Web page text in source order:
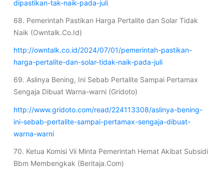
dipastikan-tak-naik-pada-juli
68. Pemerintah Pastikan Harga Pertalite dan Solar Tidak
Naik (Owntalk.Co.Id)
http://owntalk.co.id/2024/07/01/pemerintah-pastikan-
harga-pertalite-dan-solar-tidak-naik-pada-juli
69. Aslinya Bening, Ini Sebab Pertalite Sampai Pertamax
Sengaja Dibuat Warna-warni (Gridoto)
http://www.gridoto.com/read/224113308/aslinya-bening-
ini-sebab-pertalite-sampai-pertamax-sengaja-dibuat-
warna-warni
70. Ketua Komisi Vii Minta Pemerintah Hemat Akibat Subsidi
Bbm Membengkak (Beritaja.Com)